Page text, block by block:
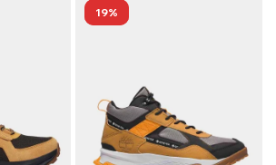
19